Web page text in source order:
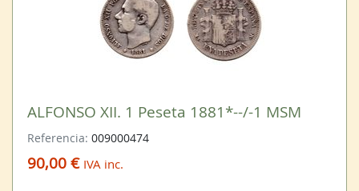
ALFONSO XII. 1 Peseta 1881*--/-1 MSM
Referencia: 009000474
90,00 € IVA inc.